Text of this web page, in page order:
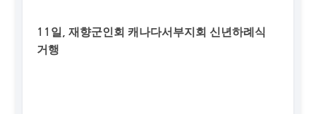
11일, 재향군인회 캐나다서부지회 신년하례식
거행